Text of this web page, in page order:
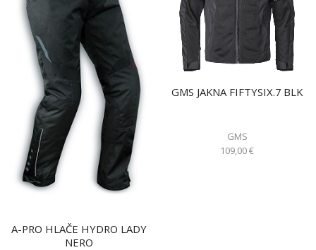
A-PRO HLAČE HYDRO LADY
NERO
GMS JAKNA FIFTYSIX.7 BLK
GMS
109,00€